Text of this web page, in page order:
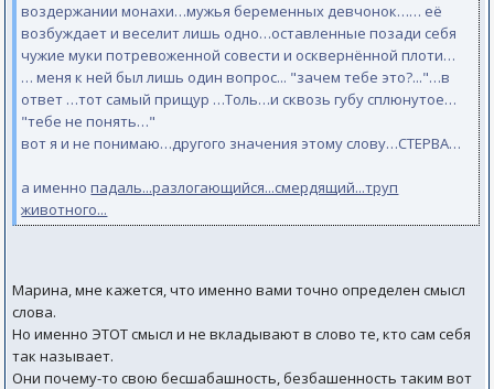
воздержании монахи…мужья беременных девчонок…… её
возбуждает и веселит лишь одно…оставленные позади себя
чужие муки потревоженной совести и осквернённой плоти…
… меня к ней был лишь один вопрос... "зачем тебе это?..."…в
ответ …тот самый прищур …Толь…и сквозь губу сплюнутое…
"тебе не понять…"
вот я и не понимаю…другого значения этому слову…СТЕРВА…
а именнопадаль...разлогающийся...смердящий...труп
животного...
Марина, мне кажется, что именно вами точно определен смысл
слова.
Но именно ЭТОТ смысл и не вкладывают в слово те, кто сам себя
так называет.
Они почему-то свою бесшабашность, безбашенность таким вот